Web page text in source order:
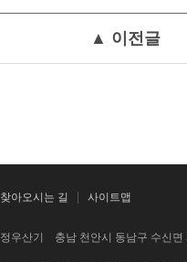
▲ 이전글
찾아오시는 길 사이트맵
정우산기 충남 천안시 동남구 수신면